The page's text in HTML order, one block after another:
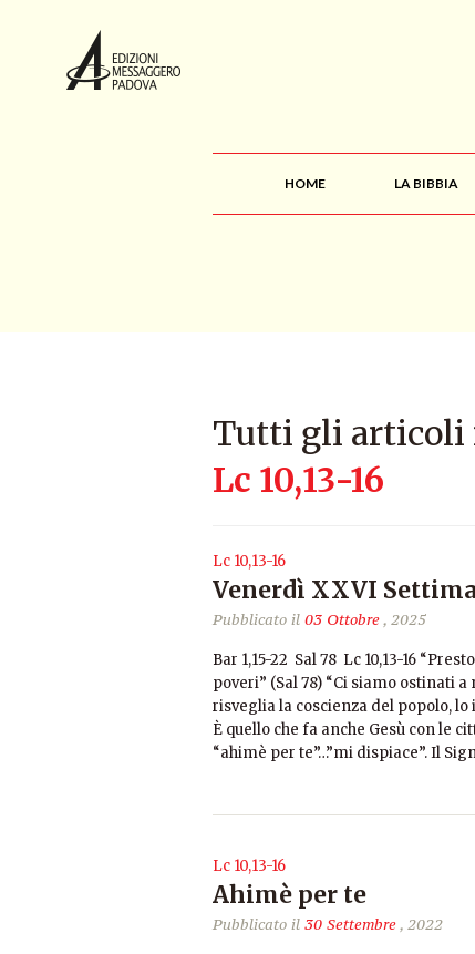
HOME LA BIBBIA
Tutti gli articoli
Lc 10,13-16
Lc 10,13-16
Venerdì XXVI
Pubblicato il 03 Ottobre, 2025
Bar 1,15-22 Sal 78 Lc 10,13-16
poveri” (Sal 78) “Ci siamo ostinati
risveglia la coscienza del popolo,
È quello che fa anche Gesù con le
“ahimè per te”…”mi dispiace”. Il
Lc 10,13-16
Ahimè per te
Pubblicato il 30 Settembre, 2022